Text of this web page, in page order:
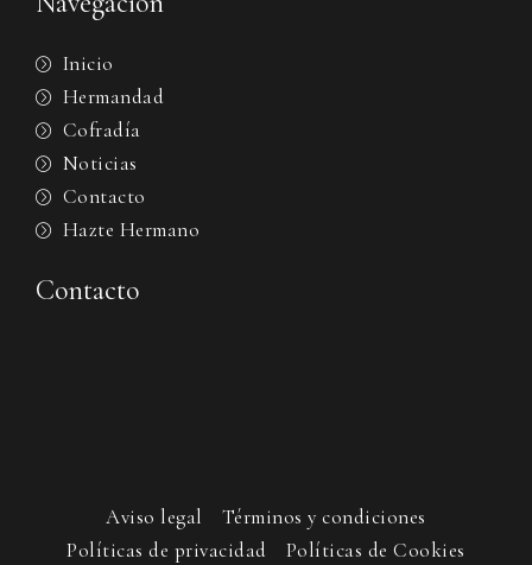
Inicio
Hermandad
Cofradía
Noticias
Contacto
Hazte Hermano
Contacto
Aviso legal
Términos y condiciones
Políticas de privacidad
Políticas de Cookies